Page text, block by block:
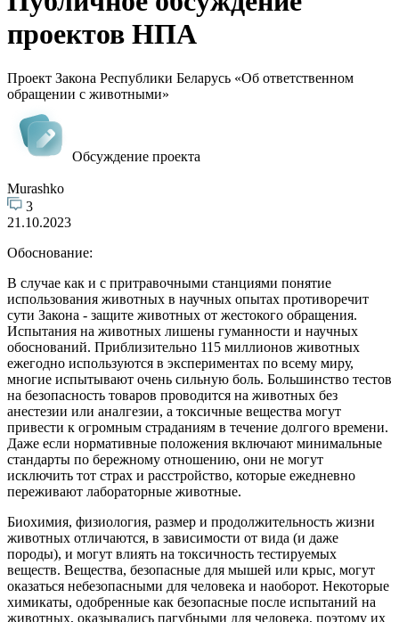
проектов НПА
Проект Закона Республики Беларусь «Об ответственном
обращении с животными»
Обсуждение проекта
Murashko
3
21.10.2023
Обоснование:
В случае как и с притравочными станциями понятие
использования животных в научных опытах противоречит
сути Закона - защите животных от жестокого обращения.
Испытания на животных лишены гуманности и научных
обоснований. Приблизительно 115 миллионов животных
ежегодно используются в экспериментах по всему миру,
многие испытывают очень сильную боль. Большинство тестов
на безопасность товаров проводится на животных без
анестезии или аналгезии, а токсичные вещества могут
привести к огромным страданиям в течение долгого времени.
Даже если нормативные положения включают минимальные
стандарты по бережному отношению, они не могут
исключить тот страх и расстройство, которые ежедневно
переживают лабораторные животные.
Биохимия, физиология, размер и продолжительность жизни
животных отличаются, в зависимости от вида (и даже
породы), и могут влиять на токсичность тестируемых
веществ. Вещества, безопасные для мышей или крыс, могут
оказаться небезопасными для человека и наоборот. Некоторые
химикаты, одобренные как безопасные после испытаний на
животных, оказывались пагубными для человека, поэтому их